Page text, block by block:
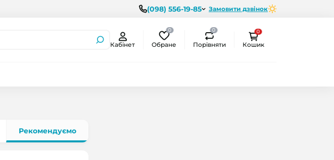
(098) 556-19-85 Замовити дзвінок
Кабінет
0
Обране
0
Порівняти
0
Кошик
Рекомендуємо